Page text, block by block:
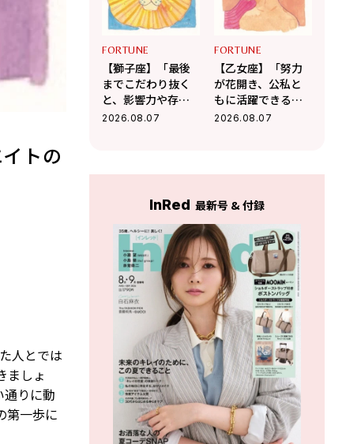
トの
人とでは
ましょ
通りに動
第一歩に
FORTUNE
【獅子座】「最後
までこだわり抜く
と、影響力や存在
感が高まる」杉浦
2026.08.07
FORTUNE
【乙女座】「努力
が花開き、公私と
もに活躍できる絶
好調な運気」杉浦
2026.08.07
InRed 最新号 & 付録